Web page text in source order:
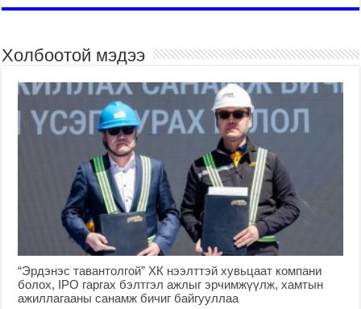
Холбоотой мэдээ
“Эрдэнэс тавантолгой” ХК нээлттэй хувьцаат компани
болох, IPO гаргах бэлтгэл ажлыг эрчимжүүлж, хамтын
ажиллагааны санамж бичиг байгууллаа